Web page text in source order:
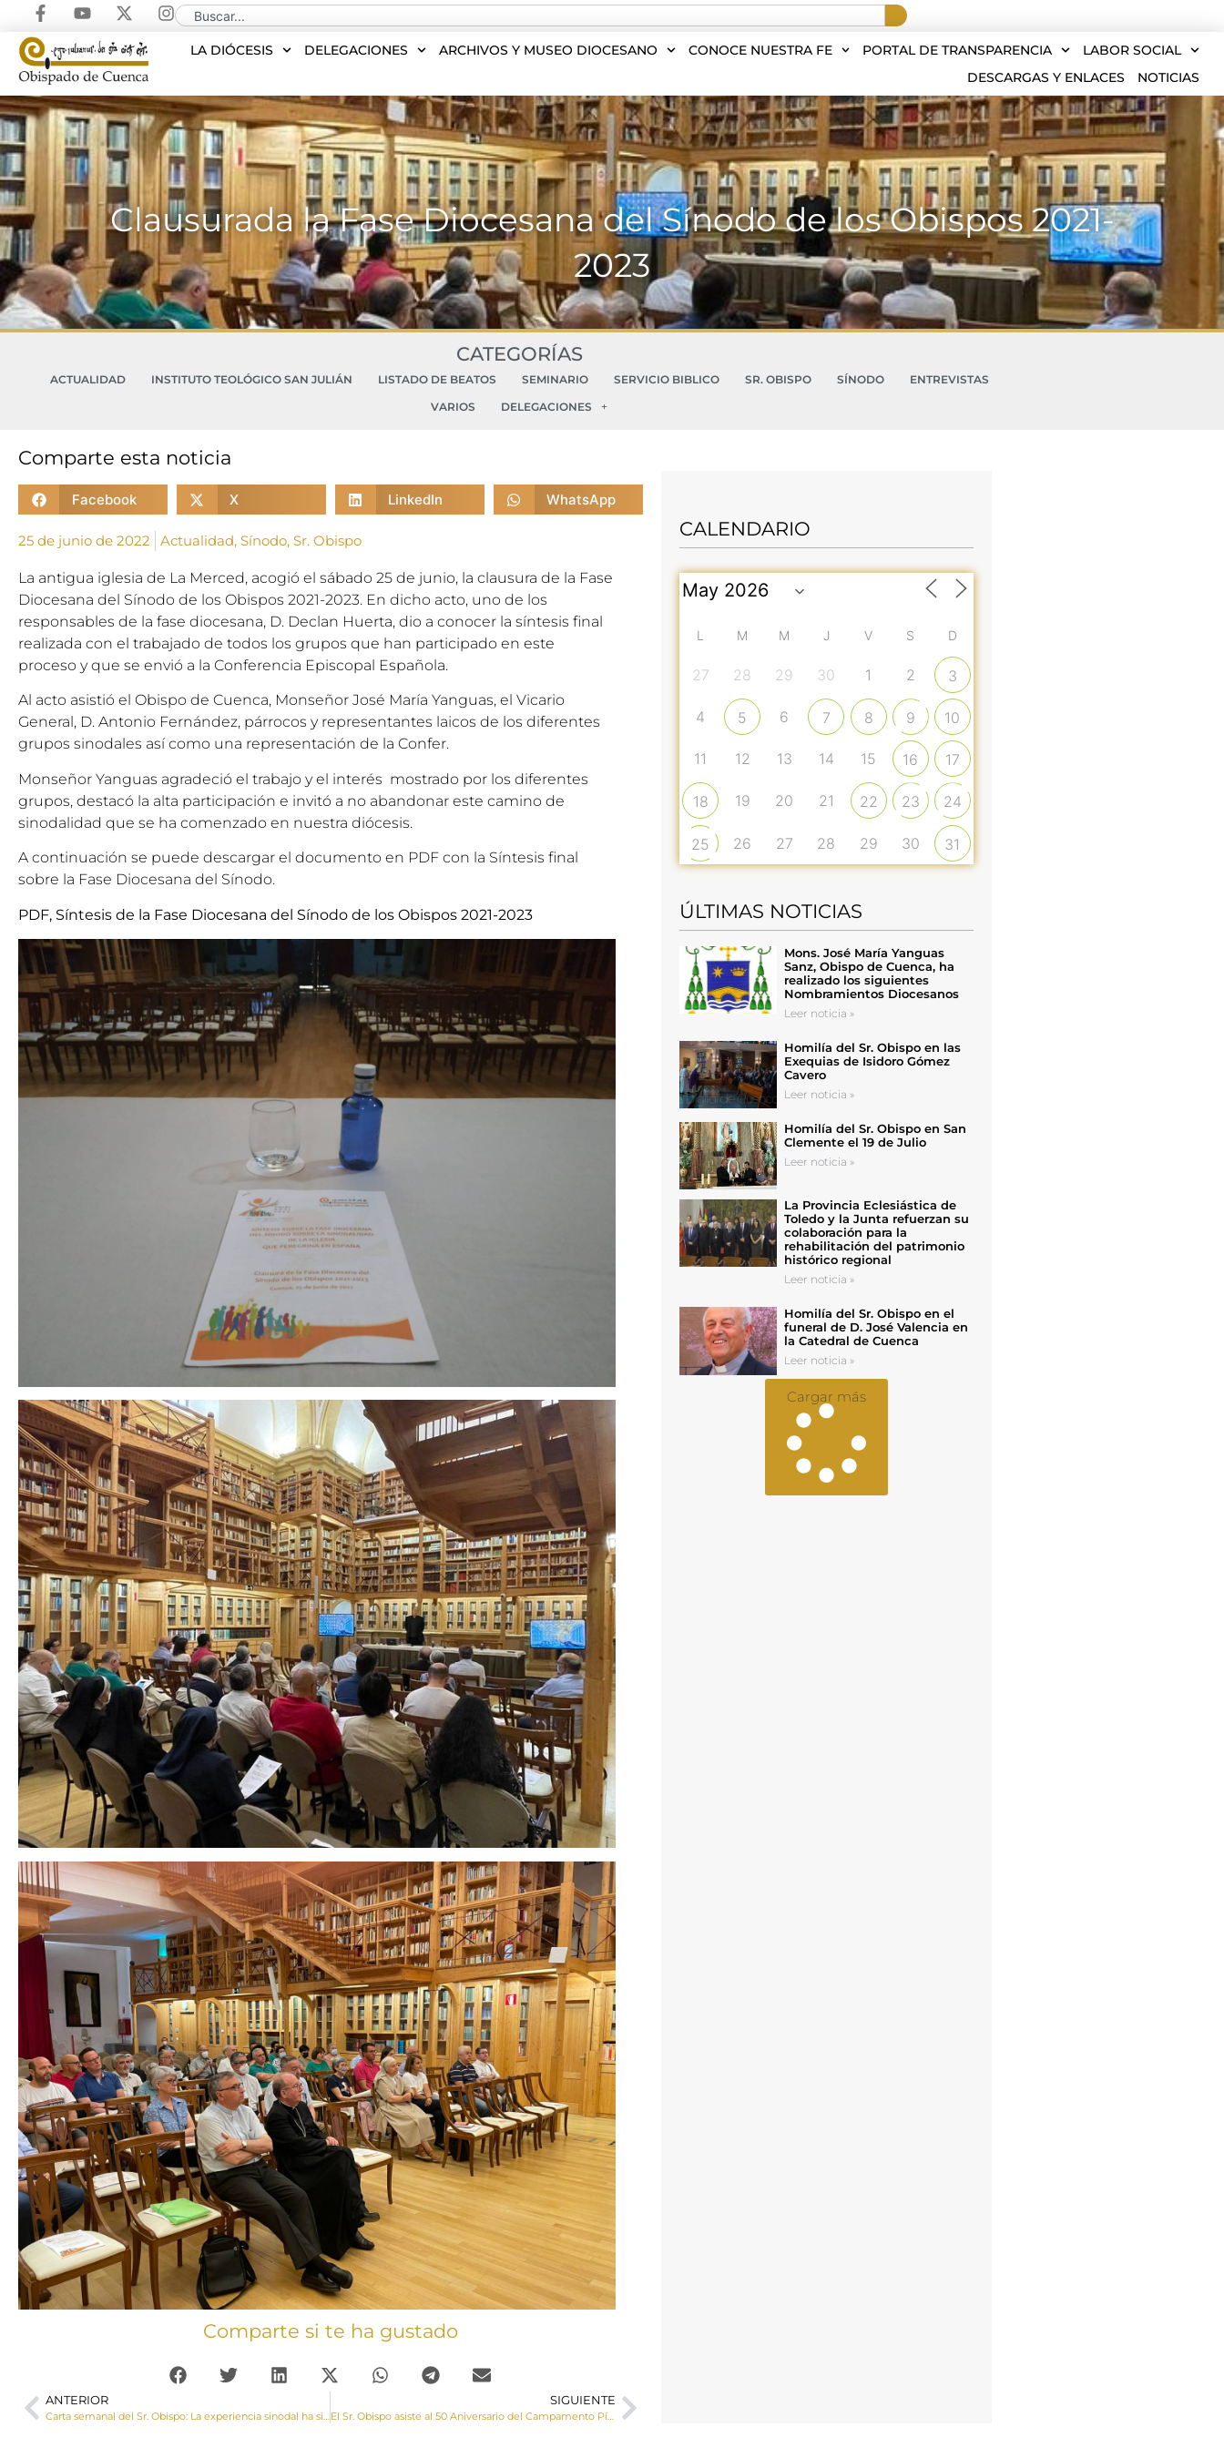
LA DIÓCESIS DELEGACIONES ARCHIVOS Y MUSEO DIOCESANO CONOCE NUESTRA FE PORTAL DE TRANSPARENCIA
LABOR SOCIAL
DESCARGAS Y ENLACES
NOTICIAS
Clausurada la Fase Diocesana del Sínodo de los Obispos 2021-
2023
CATEGORÍAS
ACTUALIDAD INSTITUTO TEOLÓGICO SAN JULIÁN LISTADO DE BEATOS SEMINARIO SERVICIO BIBLICO SR. OBISPO SÍNODO
ENTREVISTAS
VARIOS
DELEGACIONES
Comparte esta noticia
Facebook X LinkedIn WhatsApp
25 de junio de 2022 Actualidad, Sínodo, Sr. Obispo
La antigua iglesia de La Merced, acogió el sábado 25 de junio, la clausura de la Fase
Diocesana del Sínodo de los Obispos 2021-2023. En dicho acto, uno de los
responsables de la fase diocesana, D. Declan Huerta, dio a conocer la síntesis final
realizada con el trabajado de todos los grupos que han participado en este
proceso y que se envió a la Conferencia Episcopal Española.
Al acto asistió el Obispo de Cuenca, Monseñor José María Yanguas, el Vicario
General, D. Antonio Fernández, párrocos y representantes laicos de los diferentes
grupos sinodales así como una representación de la Confer.
Monseñor Yanguas agradeció el trabajo y el interés mostrado por los diferentes
grupos, destacó la alta participación e invitó a no abandonar este camino de
sinodalidad que se ha comenzado en nuestra diócesis.
A continuación se puede descargar el documento en PDF con la Síntesis final
sobre la Fase Diocesana del Sínodo.
PDF, Síntesis de la Fase Diocesana del Sínodo de los Obispos 2021-2023
Comparte si te ha gustado
ANTERIOR
Carta semanal del Sr. Obispo: La experiencia sinodal ha sido muy positiva y valorada, y ha marcado un camino que no puede ya ser abandonado
SIGUIENTE
El Sr. Obispo asiste al 50 Aniversario del Campamento Pío XI de Católicos en Acción
CALENDARIO
L M M J V S D
27 28 29 30 1 2 3
4 5 6 7 8 9 10
11 12 13 14 15 16 17
18 19 20 21 22 23 24
25 26 27 28 29 30 31
ÚLTIMAS NOTICIAS
Mons. José María Yanguas
Sanz, Obispo de Cuenca, ha
realizado los siguientes
Nombramientos Diocesanos
Leer noticia »
Homilía del Sr. Obispo en las
Exequias de Isidoro Gómez
Cavero
Leer noticia »
Homilía del Sr. Obispo en San
Clemente el 19 de Julio
Leer noticia »
La Provincia Eclesiástica de
Toledo y la Junta refuerzan su
colaboración para la
rehabilitación del patrimonio
histórico regional
Leer noticia »
Homilía del Sr. Obispo en el
funeral de D. José Valencia en
la Catedral de Cuenca
Leer noticia »
Cargar más